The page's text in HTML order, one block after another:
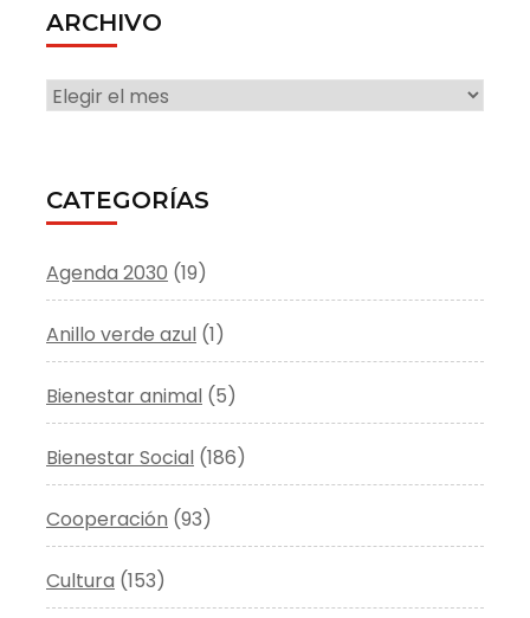
ARCHIVO
ARCHIVO
CATEGORÍAS
Agenda 2030 (19)
Anillo verde azul (1)
Bienestar animal (5)
Bienestar Social (186)
Cooperación (93)
Cultura (153)